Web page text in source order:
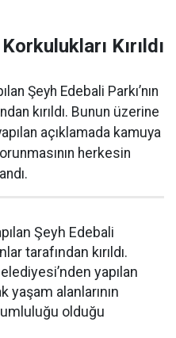
Kırıldı
Şeyh Edebali Parkı’nın
kırıldı. Bunun üzerine
açıklamada kamuya
herkesin
Şeyh Edebali
tarafından kırıldı.
yapılan
yaşam alanlarının
olduğu